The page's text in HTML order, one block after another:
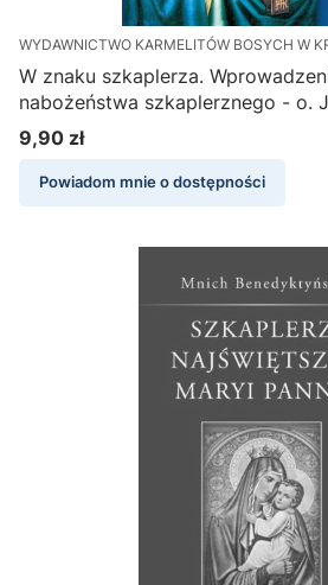
WYDAWNICTWO KARMELITÓW BOSYCH W
W znaku szkaplerza.
nabożeństwa szkaplerznego - o.
Cena
9,90 zł
Powiadom mnie o dostępności